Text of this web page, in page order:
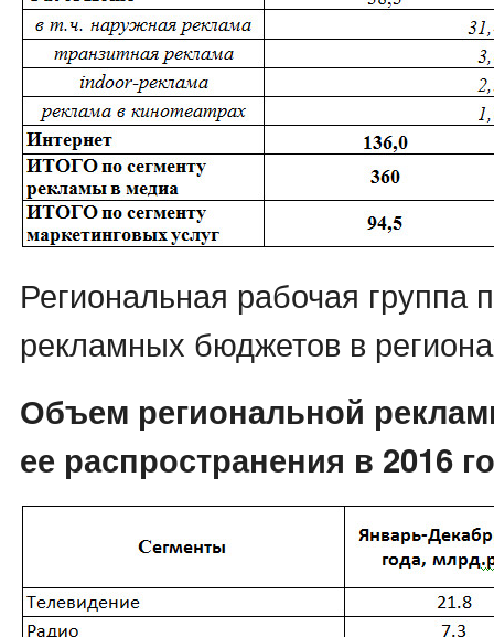
Региональная рабочая группа
рекламных бюджетов в
Объем региональной
ее распространения в 2016